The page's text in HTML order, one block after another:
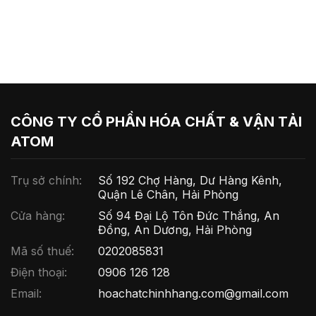
CÔNG TY CỔ PHẦN HÓA CHẤT & VẬN TẢI
ATOM
Trụ sở chính:
Số 192 Chợ Hàng, Dư Hàng Kênh,
Quận Lê Chân, Hải Phòng
Cửa hàng:
Số 94 Đại Lộ Tôn Đức Thắng, An
Đồng, An Dương, Hải Phòng
Mã số thuế:
0202085831
Điện thoại:
0906 126 128
Email:
hoachatchinhhang.com@gmail.com